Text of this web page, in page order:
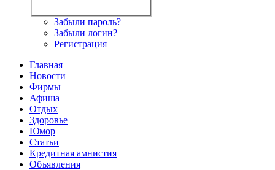
Забыли пароль?
Забыли логин?
Регистрация
Главная
Новости
Фирмы
Афиша
Отдых
Здоровье
Юмор
Статьи
Кредитная амнистия
Объявления